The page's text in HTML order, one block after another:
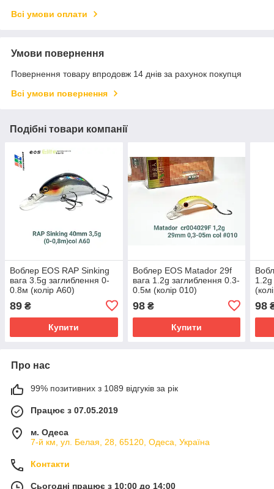
Всі умови оплати
Умови повернення
Повернення товару впродовж 14 днів за рахунок покупця
Всі умови повернення
Подібні товари компанії
Воблер EOS RAP Sinking
вага 3.5g заглиблення 0-
0.8м (колір A60)
89 ₴
Купити
Воблер EOS Matador 29f
вага 1.2g заглиблення 0.3-
0.5м (колір 010)
98₴
Купити
98
Про нас
99% позитивних з 1089 відгуків за рік
Працює з 07.05.2019
м. Одеса
7-й км, ул. Белая, 28, 65120, Одеса, Україна
Контакти
Сьогодні працює з 10:00 до 14:00